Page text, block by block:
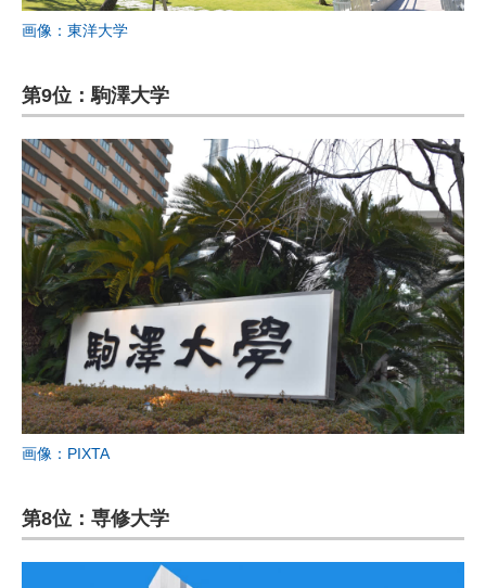
画像：東洋大学
第9位：駒澤大学
画像：PIXTA
第8位：専修大学